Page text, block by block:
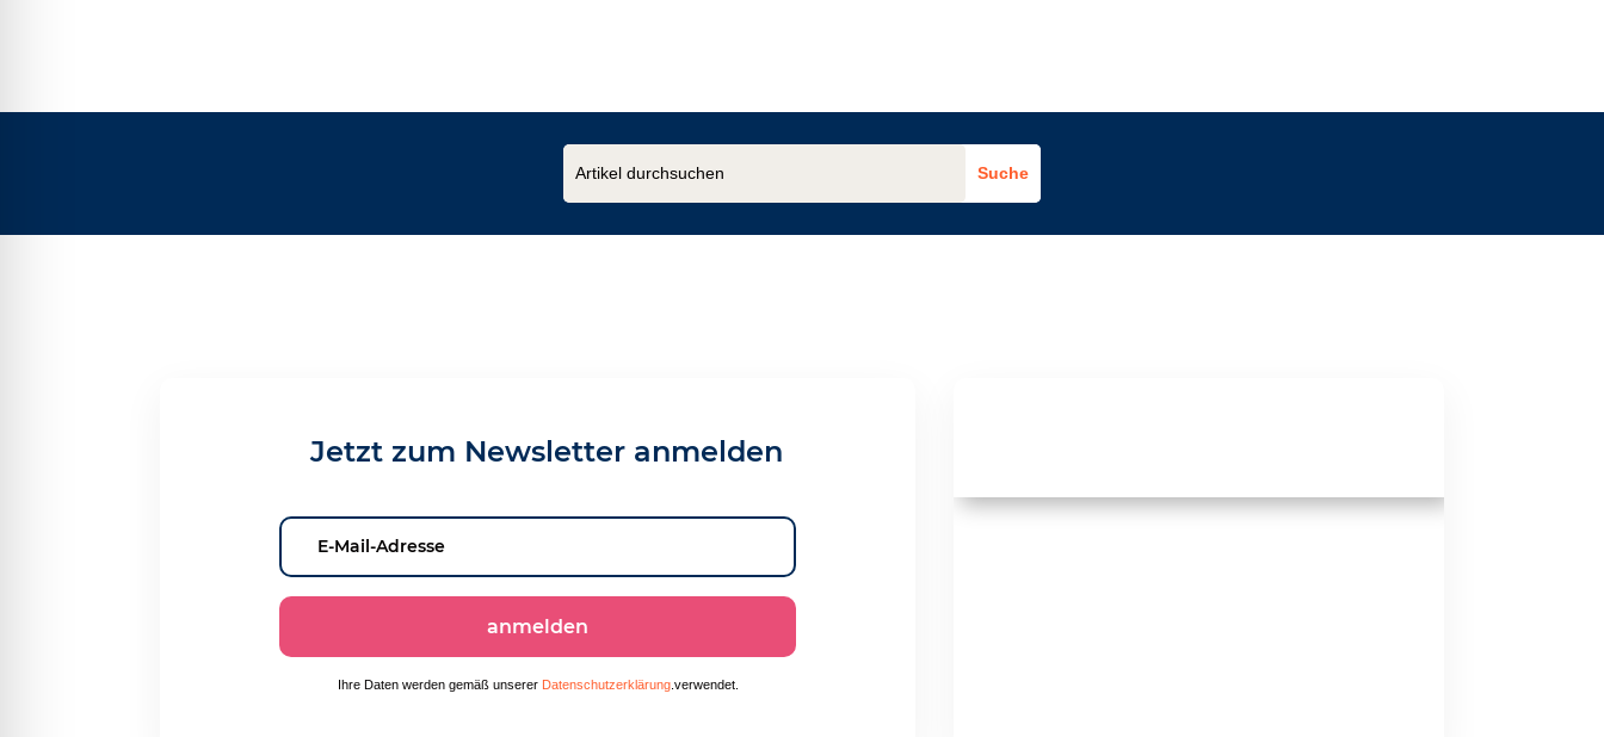
Jetzt zum Newsletter anmelden
anmelden
Ihre Daten werden gemäß unserer Datenschutzerklärung.verwendet.